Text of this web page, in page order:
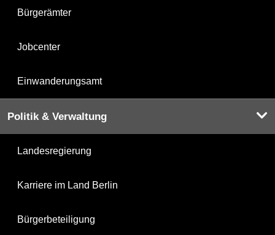
Bürgerämter
Jobcenter
Einwanderungsamt
Politik & Verwaltung
Landesregierung
Karriere im Land Berlin
Bürgerbeteiligung